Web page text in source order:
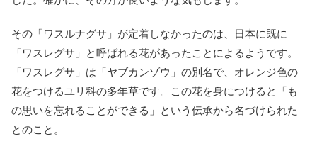
その「ワスルナグサ」が定着しなかったのは、日本に既に
「ワスレグサ」と呼ばれる花があったことによるようです。
「ワスレグサ」は「ヤブカンゾウ」の別名で、オレンジ色の
花をつけるユリ科の多年草です。この花を身につけると「も
の思いを忘れることができる」という伝承から名づけられた
とのこと。